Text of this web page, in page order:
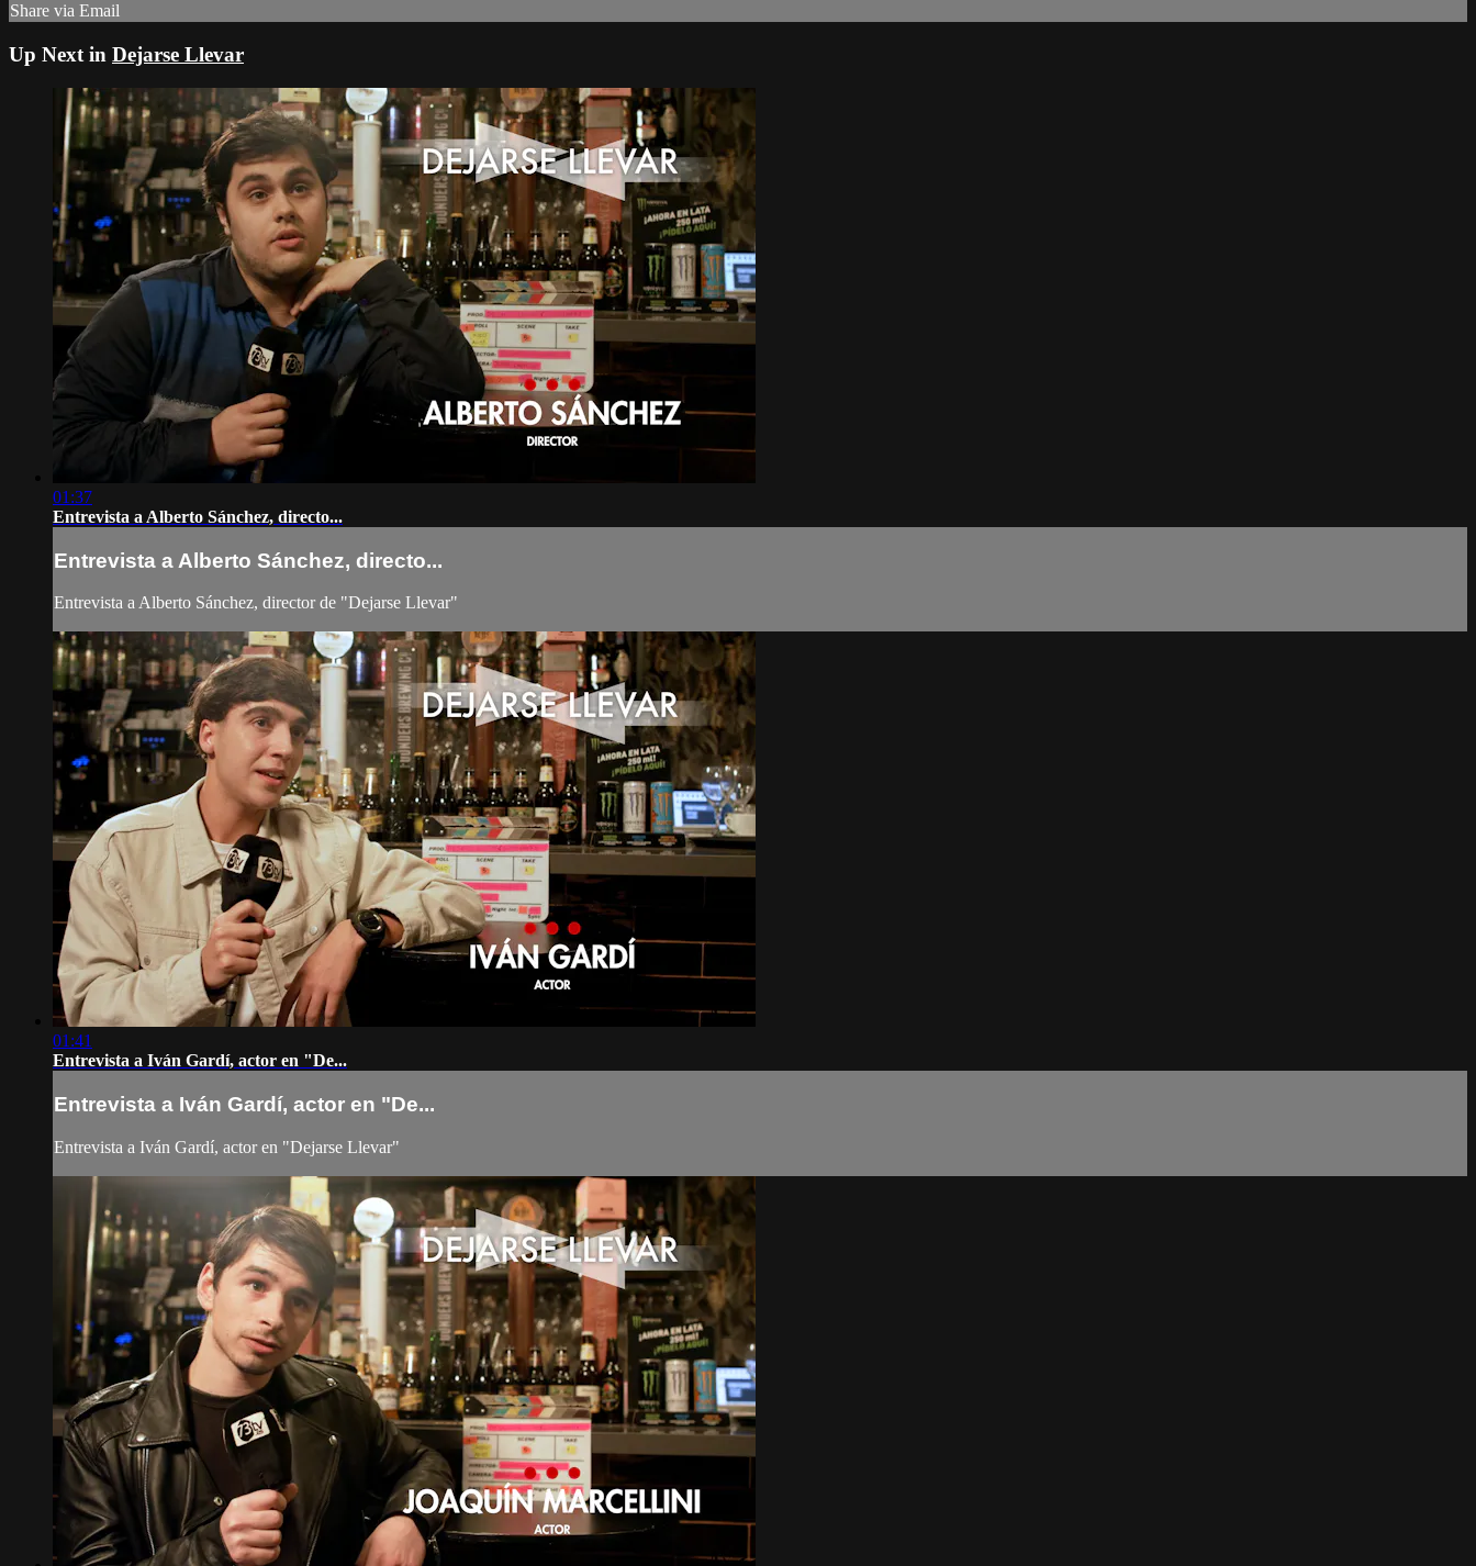
Share via Email
Up Next in Dejarse Llevar
01:37
Entrevista a Alberto Sánchez, directo...
Entrevista a Alberto Sánchez, directo...
Entrevista a Alberto Sánchez, director de "Dejarse Llevar"
01:41
Entrevista a Iván Gardí, actor en "De...
Entrevista a Iván Gardí, actor en "De...
Entrevista a Iván Gardí, actor en "Dejarse Llevar"